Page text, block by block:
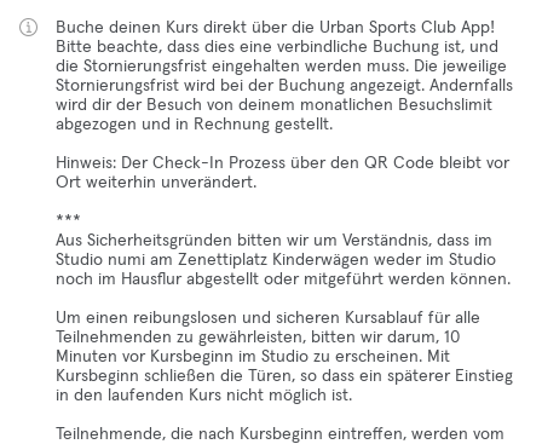
Buche deinen Kurs direkt über die Urban Sports Club App!
Bitte beachte, dass dies eine verbindliche Buchung ist, und
die Stornierungsfrist eingehalten werden muss. Die jeweilige
Stornierungsfrist wird bei der Buchung angezeigt. Andernfalls
wird dir der Besuch von deinem monatlichen Besuchslimit
abgezogen und in Rechnung gestellt.
Hinweis: Der Check-In Prozess über den QR Code bleibt vor
Ort weiterhin unverändert.
***
Aus Sicherheitsgründen bitten wir um Verständnis, dass im
Studio numi am Zenettiplatz Kinderwägen weder im Studio
noch im Hausflur abgestellt oder mitgeführt werden können.
Um einen reibungslosen und sicheren Kursablauf für alle
Teilnehmenden zu gewährleisten, bitten wir darum, 10
Minuten vor Kursbeginn im Studio zu erscheinen. Mit
Kursbeginn schließen die Türen, so dass ein späterer Einstieg
in den laufenden Kurs nicht möglich ist.
Teilnehmende, die nach Kursbeginn eintreffen, werden vom